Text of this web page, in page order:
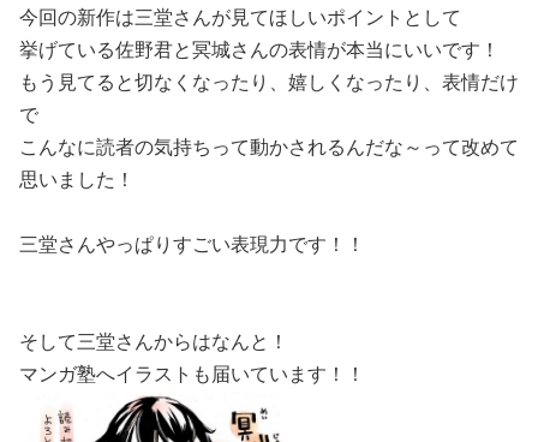
今回の新作は三堂さんが見てほしいポイントとして
挙げている佐野君と冥城さんの表情が本当にいいです！
もう見てると切なくなったり、嬉しくなったり、表情だけ
で
こんなに読者の気持ちって動かされるんだな～って改めて
思いました！
三堂さんやっぱりすごい表現力です！！
そして三堂さんからはなんと！
マンガ塾へイラストも届いています！！